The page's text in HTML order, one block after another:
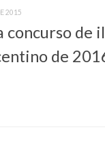
2015
concurso de
de